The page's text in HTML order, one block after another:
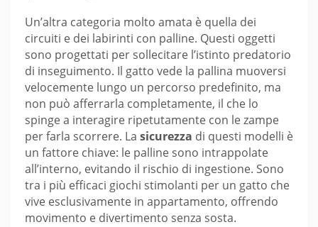
Un’altra categoria molto amata è quella dei
circuiti e dei labirinti con palline. Questi oggetti
sono progettati per sollecitare l’istinto predatorio
di inseguimento. Il gatto vede la pallina muoversi
velocemente lungo un percorso predefinito, ma
non può afferrarla completamente, il che lo
spinge a interagire ripetutamente con le zampe
per farla scorrere. La sicurezza di questi modelli è
un fattore chiave: le palline sono intrappolate
all’interno, evitando il rischio di ingestione. Sono
tra i più efficaci giochi stimolanti per un gatto che
vive esclusivamente in appartamento, offrendo
movimento e divertimento senza sosta.